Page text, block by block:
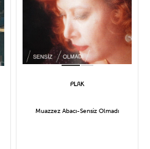
Muazzez Abacı-Sensiz Olmadı